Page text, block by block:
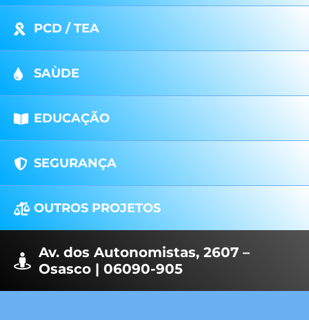
PCD / TEA
SAÙDE
EDUCAÇÃO
SEGURANÇA
OUTROS PROJETOS
Av. dos Autonomistas, 2607 –
Osasco | 06090-905